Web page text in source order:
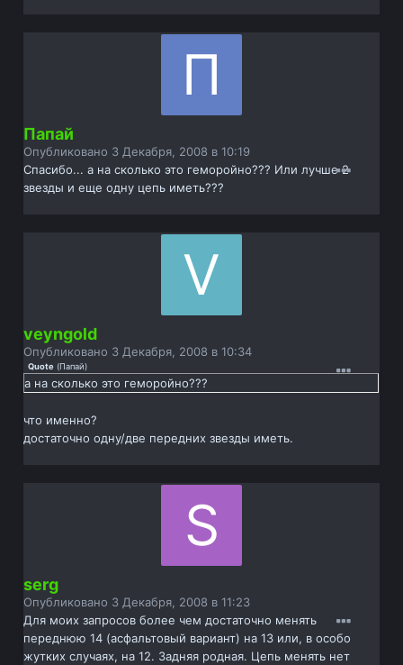
Папай
Опубликовано 3 Декабря, 2008 в 10:19
Спасибо... а на сколько это геморойно??? Или лучше 2
звезды и еще одну цепь иметь???
veyngold
Опубликовано 3 Декабря, 2008 в 10:34
Quote (Папай)
а на сколько это геморойно???
что именно?
достаточно одну/две передних звезды иметь.
serg
Опубликовано 3 Декабря, 2008 в 11:23
Для моих запросов более чем достаточно менять
переднюю 14 (асфальтовый вариант) на 13 или, в особо
жутких случаях, на 12. Задняя родная. Цепь менять нет